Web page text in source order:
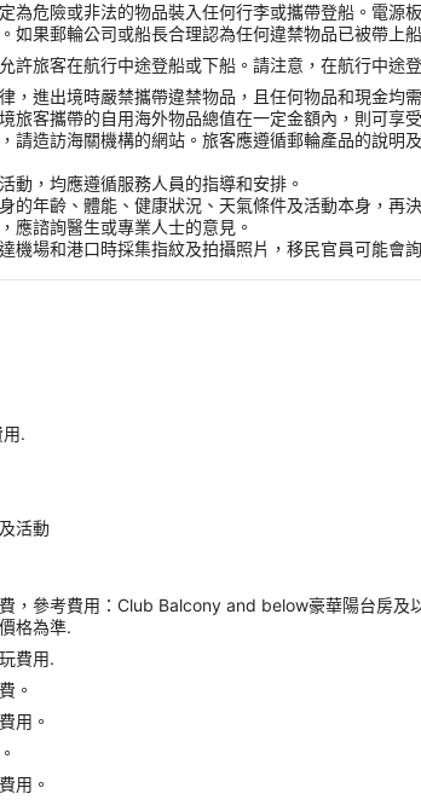
為危險或非法的物品裝入任何行李或攜帶登船。電
如果郵輪公司或船長合理認為任何違禁物品已被帶上
許旅客在航行中途登船或下船。請注意，在航行中
，進出境時嚴禁攜帶違禁物品，且任何物品和現金均需
旅客攜帶的自用海外物品總值在一定金額內，則可享
請造訪海關機構的網站。旅客應遵循郵輪產品的說
動，均應遵循服務人員的指導和安排。
的年齡、體能、健康狀況、天氣條件及活動本身，再
應諮詢醫生或專業人士的意見。
機場和港口時採集指紋及拍攝照片，移民官員可能會
.
活動
，參考費用：Club Balcony and below豪華陽台房
格為準.
費用.
。
用。
用。